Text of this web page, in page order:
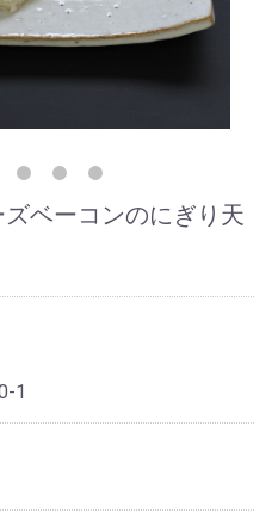
ズベーコンのにぎり天
1